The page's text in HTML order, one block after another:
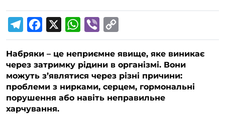
e
l
e
g
r
a
a
c
e
b
o
o
W
h
a
t
s
A
i
b
e
o
p
y
L
i
Набряки – це неприємне явище, яке виникає
через затримку рідини в організмі. Вони
можуть з’являтися через різні причини:
проблеми з нирками, серцем, гормональні
порушення або навіть неправильне
харчування.